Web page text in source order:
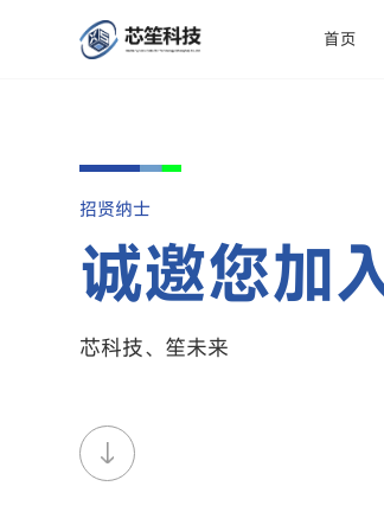
首页
招贤纳士
诚邀您加
芯科技、笙未来